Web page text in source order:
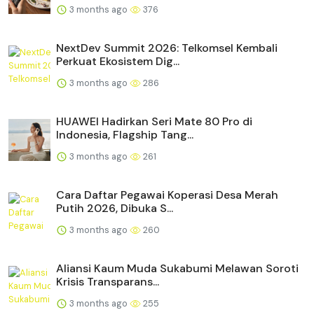
3 months ago 376
NextDev Summit 2026: Telkomsel Kembali
Perkuat Ekosistem Dig...
3 months ago 286
HUAWEI Hadirkan Seri Mate 80 Pro di
Indonesia, Flagship Tang...
3 months ago 261
Cara Daftar Pegawai Koperasi Desa Merah
Putih 2026, Dibuka S...
3 months ago 260
Aliansi Kaum Muda Sukabumi Melawan Soroti
Krisis Transparans...
3 months ago 255